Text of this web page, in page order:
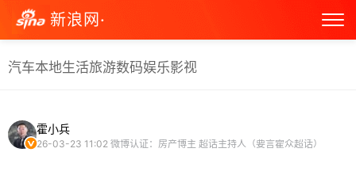
新浪网·
汽车本地生活旅游数码娱乐影视
霍小兵
26-03-23 11:02 微博认证：房产博主 超话主持人（要言霍众超话）